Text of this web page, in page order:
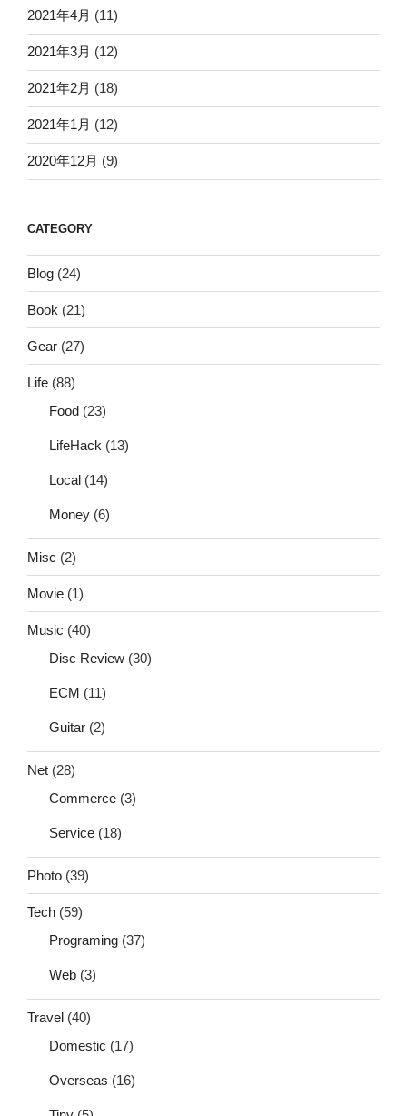
2021年4月 (11)
2021年3月 (12)
2021年2月 (18)
2021年1月 (12)
2020年12月 (9)
CATEGORY
Blog (24)
Book (21)
Gear (27)
Life (88)
Food (23)
LifeHack (13)
Local (14)
Money (6)
Misc (2)
Movie (1)
Music (40)
Disc Review (30)
ECM (11)
Guitar (2)
Net (28)
Commerce (3)
Service (18)
Photo (39)
Tech (59)
Programing (37)
Web (3)
Travel (40)
Domestic (17)
Overseas (16)